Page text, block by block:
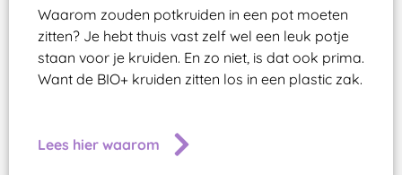
Waarom zouden potkruiden in een pot moeten
zitten? Je hebt thuis vast zelf wel een leuk potje
staan voor je kruiden. En zo niet, is dat ook prima.
Want de BIO+ kruiden zitten los in een plastic zak.
Lees hier waarom